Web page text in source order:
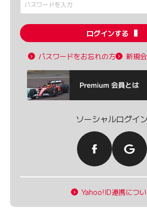
ログインする
パスワードをお忘れの方 新規
ソーシャルログイン
Yahoo!ID連携につ